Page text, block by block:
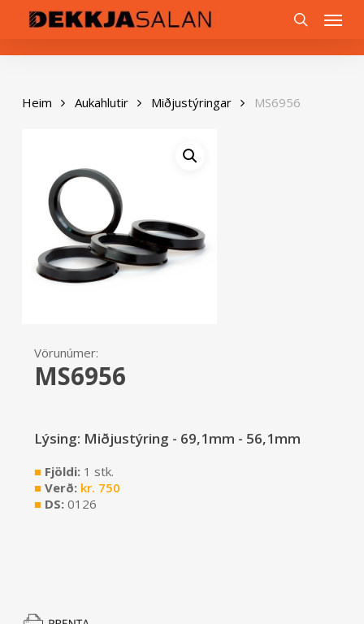
content
Menu
Heim Aukahlutir Miðjustýringar MS6956
Vörunúmer:
MS6956
Lýsing: Miðjustýring - 69,1mm - 56,1mm
■Fjöldi: 1 stk.
■Verð: kr. 750
■DS: 0126